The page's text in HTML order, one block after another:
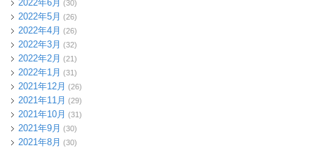
2022年6月 (30)
2022年5月 (26)
2022年4月 (26)
2022年3月 (32)
2022年2月 (21)
2022年1月 (31)
2021年12月 (26)
2021年11月 (29)
2021年10月 (31)
2021年9月 (30)
2021年8月 (30)